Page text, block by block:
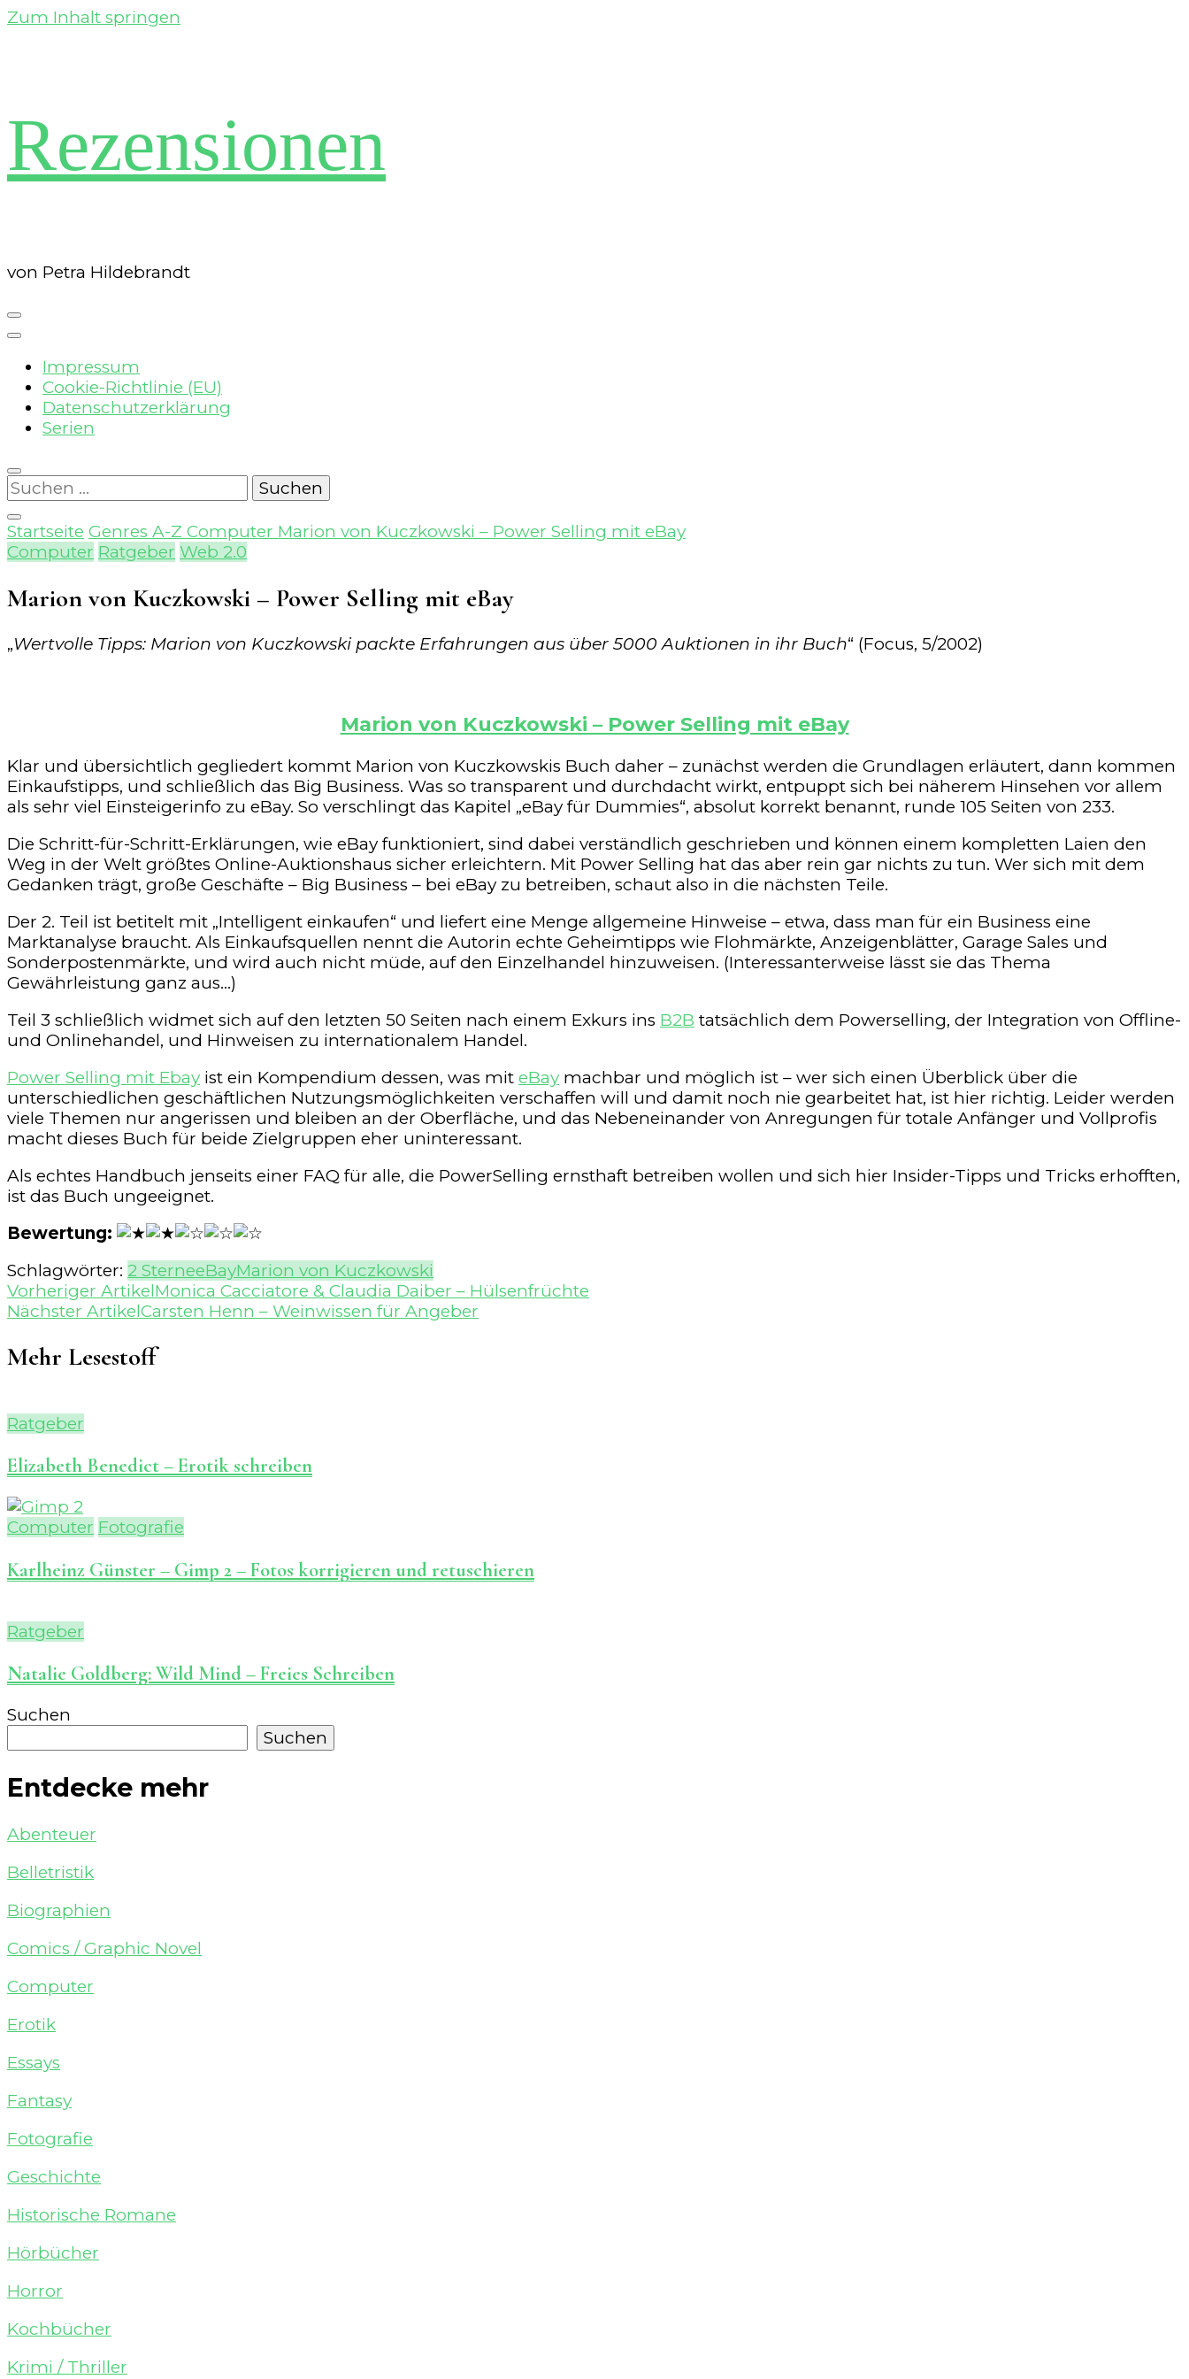
Zum Inhalt springen
Rezensionen
von Petra Hildebrandt
Impressum
Cookie-Richtlinie (EU)
Datenschutzerklärung
Serien
Suchen
nach:
Startseite Genres A-Z Computer Marion von Kuczkowski – Power Selling mit eBay
Computer Ratgeber Web 2.0
Marion von Kuczkowski – Power Selling mit eBay
„Wertvolle Tipps: Marion von Kuczkowski packte Erfahrungen aus über 5000 Auktionen in ihr Buch“ (Focus, 5/2002)
Marion von Kuczkowski – Power Selling mit eBay
Klar und übersichtlich gegliedert kommt Marion von Kuczkowskis Buch daher – zunächst werden die Grundlagen erläutert, dann kommen
Einkaufstipps, und schließlich das Big Business. Was so transparent und durchdacht wirkt, entpuppt sich bei näherem Hinsehen vor allem
als sehr viel Einsteigerinfo zu eBay. So verschlingt das Kapitel „eBay für Dummies“, absolut korrekt benannt, runde 105 Seiten von 233.
Die Schritt-für-Schritt-Erklärungen, wie eBay funktioniert, sind dabei verständlich geschrieben und können einem kompletten Laien den
Weg in der Welt größtes Online-Auktionshaus sicher erleichtern. Mit Power Selling hat das aber rein gar nichts zu tun. Wer sich mit dem
Gedanken trägt, große Geschäfte – Big Business – bei eBay zu betreiben, schaut also in die nächsten Teile.
Der 2. Teil ist betitelt mit „Intelligent einkaufen“ und liefert eine Menge allgemeine Hinweise – etwa, dass man für ein Business eine
Marktanalyse braucht. Als Einkaufsquellen nennt die Autorin echte Geheimtipps wie Flohmärkte, Anzeigenblätter, Garage Sales und
Sonderpostenmärkte, und wird auch nicht müde, auf den Einzelhandel hinzuweisen. (Interessanterweise lässt sie das Thema
Gewährleistung ganz aus…)
Teil 3 schließlich widmet sich auf den letzten 50 Seiten nach einem Exkurs ins B2B tatsächlich dem Powerselling, der Integration von Offline-
und Onlinehandel, und Hinweisen zu internationalem Handel.
Power Selling mit Ebay ist ein Kompendium dessen, was mit eBay machbar und möglich ist – wer sich einen Überblick über die
unterschiedlichen geschäftlichen Nutzungsmöglichkeiten verschaffen will und damit noch nie gearbeitet hat, ist hier richtig. Leider werden
viele Themen nur angerissen und bleiben an der Oberfläche, und das Nebeneinander von Anregungen für totale Anfänger und Vollprofis
macht dieses Buch für beide Zielgruppen eher uninteressant.
Als echtes Handbuch jenseits einer FAQ für alle, die PowerSelling ernsthaft betreiben wollen und sich hier Insider-Tipps und Tricks erhofften,
ist das Buch ungeeignet.
Bewertung:
Schlagwörter: 2 SterneeBayMarion von Kuczkowski
Beitragsnavigation
Vorheriger ArtikelMonica Cacciatore & Claudia Daiber – Hülsenfrüchte
Nächster ArtikelCarsten Henn – Weinwissen für Angeber
Mehr Lesestoff
Ratgeber
Elizabeth Benedict – Erotik schreiben
Computer Fotografie
Karlheinz Günster – Gimp 2 – Fotos korrigieren und retuschieren
Ratgeber
Natalie Goldberg: Wild Mind – Freies Schreiben
Suchen
Suchen
Entdecke mehr
Abenteuer
Belletristik
Biographien
Comics / Graphic Novel
Computer
Erotik
Essays
Fantasy
Fotografie
Geschichte
Historische Romane
Hörbücher
Horror
Kochbücher
Krimi / Thriller